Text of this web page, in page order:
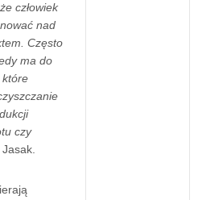
człowiek
nad
Często
ma do
które
czy